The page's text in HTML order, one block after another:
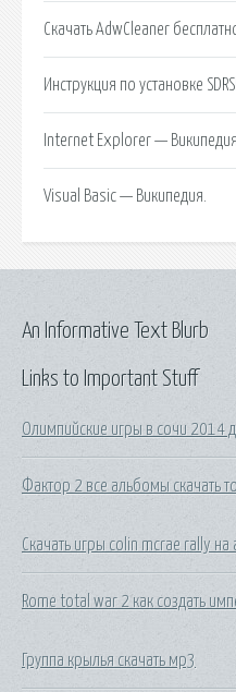
Скачать AdwCleaner
Инструкция по установке
Internet Explorer — Википедия.
Visual Basic — Википедия.
Links to Important Stuff
Олимпийские игры в сочи 2014
Фактор 2 все альбомы скачать
Скачать игры colin mcrae rally на
Rome total war 2 как создать
Группа крылья скачать мр3
An Informative Text Blurb